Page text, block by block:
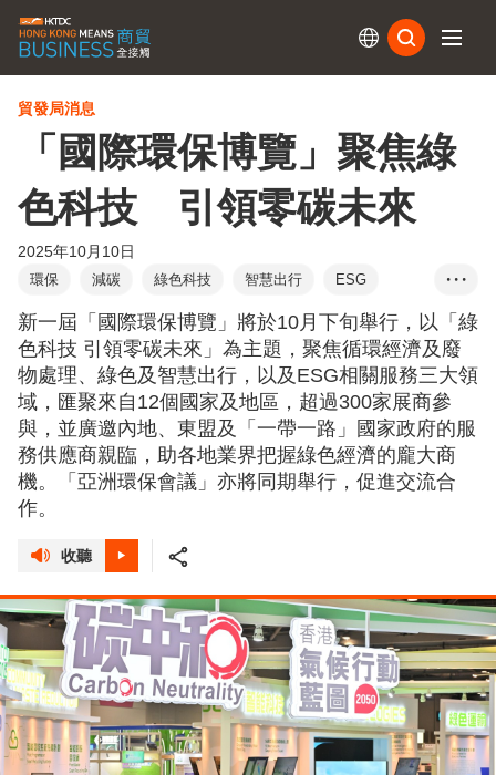
貿發局消息
「國際環保博覽」聚焦綠
色科技 引領零碳未來
2025年10月10日
環保 減碳 綠色科技 智慧出行
ESG
可持續發展
• • •
新一屆「國際環保博覽」將於10月下旬舉行，以「綠
色科技 引領零碳未來」為主題，聚焦循環經濟及廢
物處理、綠色及智慧出行，以及ESG相關服務三大領
域，匯聚來自12個國家及地區，超過300家展商參
與，並廣邀內地、東盟及「一帶一路」國家政府的服
務供應商親臨，助各地業界把握綠色經濟的龐大商
機。「亞洲環保會議」亦將同期舉行，促進交流合
作。
收聽